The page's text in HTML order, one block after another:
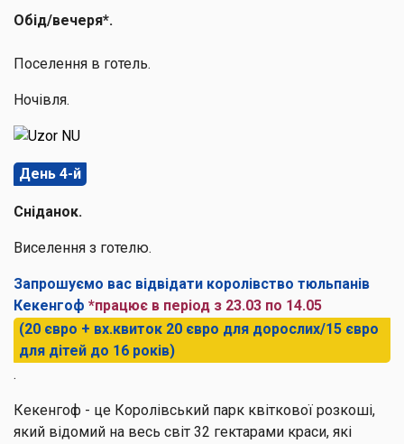
Обід/вечеря*.
Поселення в готель.
Ночівля.
День 4-й
Сніданок.
Виселення з готелю.
Запрошуємо вас відвідати королівство тюльпанів
Кекенгоф *працює в період з 23.03 по 14.05
(20 євро + вх.квиток 20 євро для дорослих/15 євро
для дітей до 16 років)
.
Кекенгоф - це Королівський парк квіткової розкоші,
який відомий на весь світ 32 гектарами краси, які